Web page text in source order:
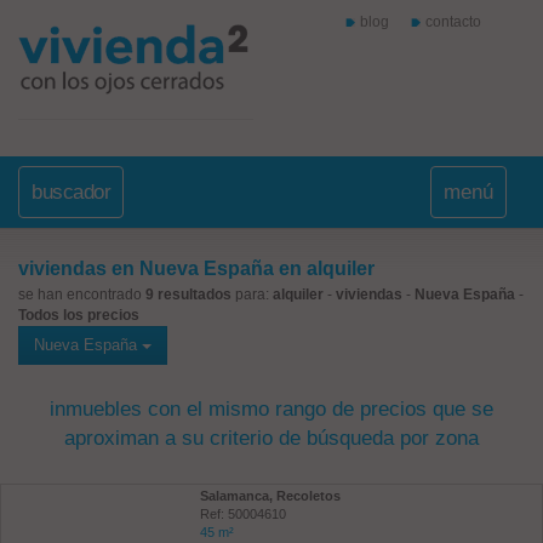
blog contacto
buscador menú
viviendas en Nueva España en alquiler
se han encontrado 9 resultados para: alquiler - viviendas - Nueva España -
Todos los precios
Nueva España
inmuebles con el mismo rango de precios que se
aproximan a su criterio de búsqueda por zona
Salamanca, Recoletos
Ref: 50004610
45 m²